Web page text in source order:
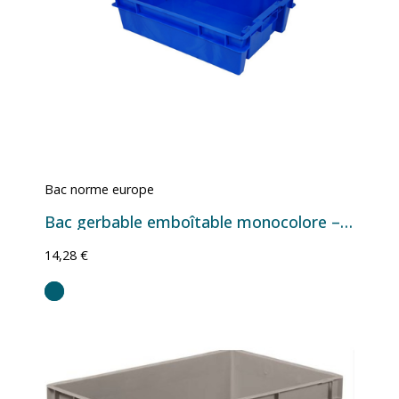
Bac norme europe
Bac gerbable emboîtable monocolore – 600 x 400 x 150 mm – 25 litres
14,28 €